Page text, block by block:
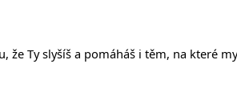
že Ty slyšíš a pomáháš i těm, na které